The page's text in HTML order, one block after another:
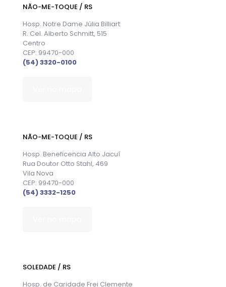
NÃO-ME-TOQUE / RS
Hosp. Notre Dame Júlia Billiart
R. Cel. Alberto Schmitt, 515
Centro
CEP: 99470-000
(54) 3320-0100
NÃO-ME-TOQUE / RS
Hosp. Beneficencia Alto Jacuí
Rua Doutor Otto Stahl, 469
Vila Nova
CEP: 99470-000
(54) 3332-1250
SOLEDADE / RS
Hosp. de Caridade Frei Clemente